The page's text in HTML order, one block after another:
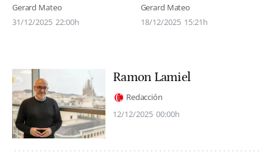
Gerard Mateo
31/12/2025 22:00h
Gerard Mateo
18/12/2025 15:21h
Ramon Lamiel
Redacción
12/12/2025 00:00h